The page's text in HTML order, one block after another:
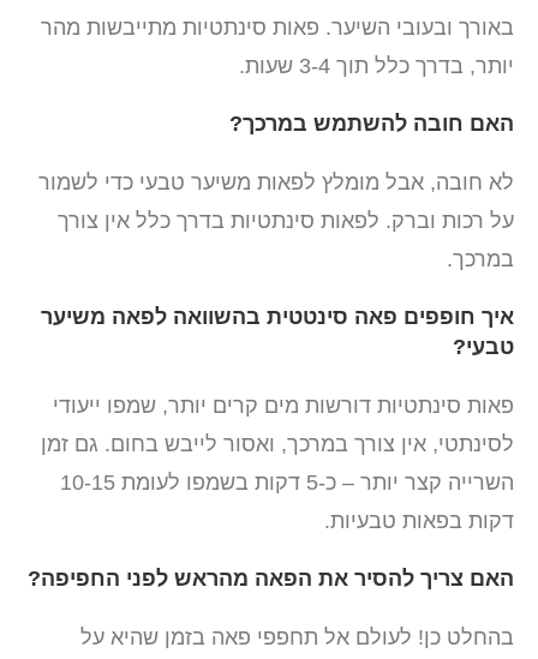
באורך ובעובי השיער. פאות סינתטיות מתייבשות מהר
יותר, בדרך כלל תוך 3-4 שעות.
האם חובה להשתמש במרכך?
לא חובה, אבל מומלץ לפאות משיער טבעי כדי לשמור
על רכות וברק. לפאות סינתטיות בדרך כלל אין צורך
במרכך.
איך חופפים פאה סינטטית בהשוואה לפאה משיער
טבעי?
פאות סינתטיות דורשות מים קרים יותר, שמפו ייעודי
לסינתטי, אין צורך במרכך, ואסור לייבש בחום. גם זמן
השרייה קצר יותר – כ-5 דקות בשמפו לעומת 10-15
דקות בפאות טבעיות.
האם צריך להסיר את הפאה מהראש לפני החפיפה?
בהחלט כן! לעולם אל תחפפי פאה בזמן שהיא על